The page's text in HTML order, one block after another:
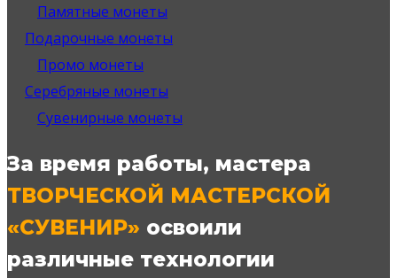
Памятные монеты
Подарочные монеты
Промо монеты
Серебряные монеты
Сувенирные монеты
За время работы, мастера
ТВОРЧЕСКОЙ МАСТЕРСКОЙ
«СУВЕНИР» освоили
различные технологии